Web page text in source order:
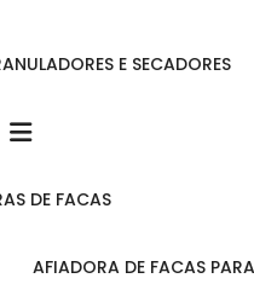
E SECADORES
DE FACAS
AFIADORA DE FACAS